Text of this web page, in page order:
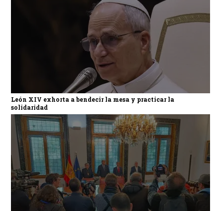
León XIV exhorta a bendecir la mesa y practicar la
solidaridad